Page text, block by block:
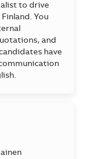
to drive
You
and
have